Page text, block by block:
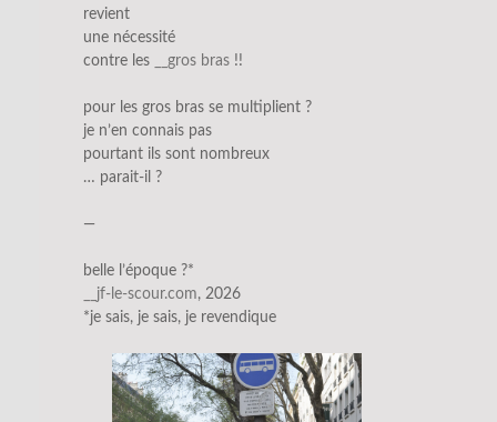
revient
une nécessité
contre les
__gros bras !!
pour les gros bras se multiplient ?
je n’en connais pas
pourtant ils sont nombreux
… parait-il ?
—
belle l’époque ?*
__jf-le-scour.com, 2026
*je sais, je sais, je revendique